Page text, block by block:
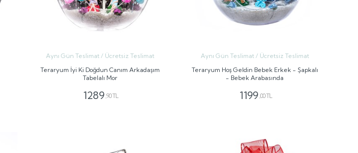
Aynı Gün Teslimat / Ücretsiz Teslimat
Teraryum İyi Ki Doğdun Canım Arkadaşım
Tabelalı Mor
1289 ,90 TL
Aynı Gün Teslimat / Ücretsiz Teslimat
Teraryum Hoş Geldin Bebek Erkek - Şapkalı
- Bebek Arabasında
1199 ,00 TL